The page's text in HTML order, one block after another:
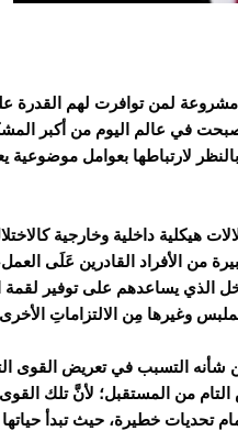
لمن توافرت لهم القدرة
في عالم اليوم من أكبر
لارتباطها بعوامل موضوعية
هيكلية داخلية وخارجية
من الأفراد القادرين عَلَى
الذي يساعدهم على توفير لقمة
وغيرها مِن الالتزاماتِ
شأنه التسبب في تعريض القوى
التام من المستقبل؛ لأنَّ تلك
تحديات خطيرة، حيث تبدأ حياتها